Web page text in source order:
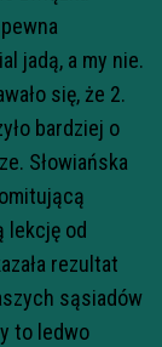
jadą, a my nie.
się, że 2.
bardziej o
Słowiańska
lekcję od
rezultat
sąsiadów
to ledwo